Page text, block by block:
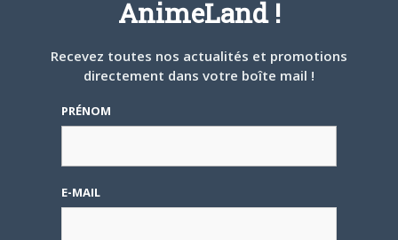
figurines St Seiya
2
AnimeLand !
Recevez toutes nos actualités et promotions
directement dans votre boîte mail !
PRÉNOM
E-MAIL